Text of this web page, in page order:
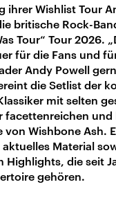
ihrer Wishlist Tour
britische Rock-
Tour“ Tour 2026.
für die Fans und
Andy Powell
die Setlist der
mit selten
facettenreichen und
von Wishbone Ash.
Material
Highlights, die seit
gehören.